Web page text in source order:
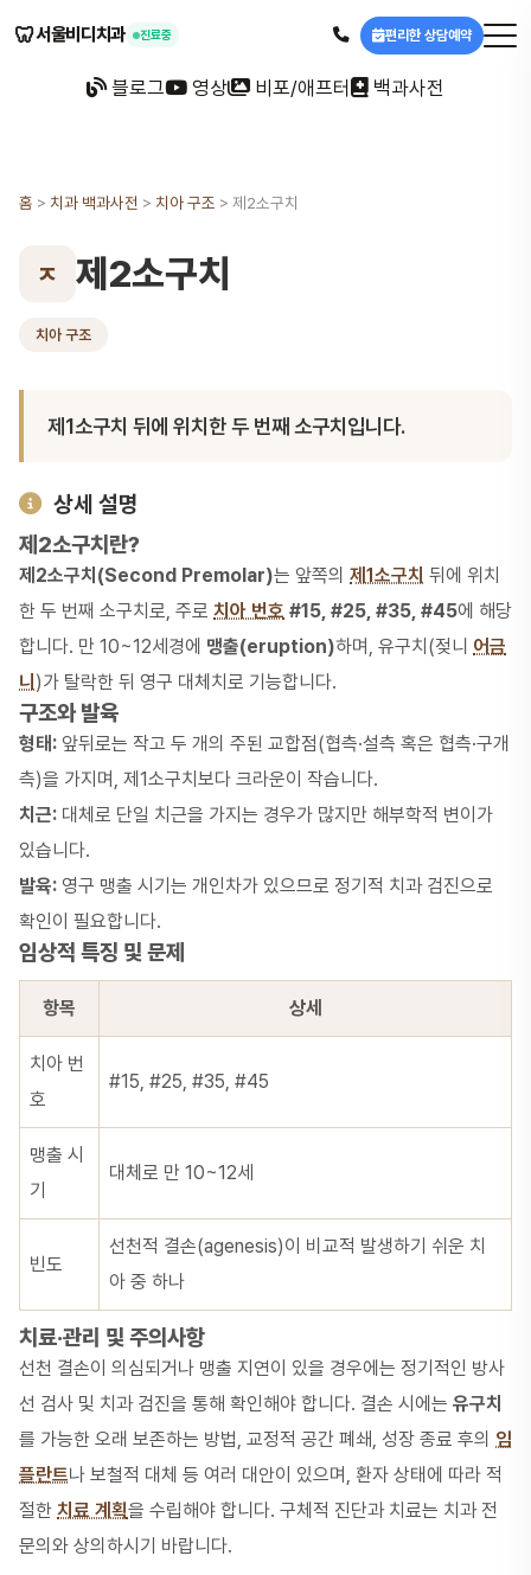
🦷서울비디치과 진료중 편리한 상담예약
블로그 영상 비포/애프터 백과사전
홈 > 치과 백과사전 > 치아 구조 > 제2소구치
ㅈ 제2소구치
치아 구조
제1소구치 뒤에 위치한 두 번째 소구치입니다.
상세 설명
제2소구치란?
제2소구치(Second Premolar)는 앞쪽의 제1소구치 뒤에 위치
한 두 번째 소구치로, 주로 치아 번호 #15, #25, #35, #45에 해당
합니다. 만 10~12세경에 맹출(eruption)하며, 유구치(젖니 어금
니 )가 탈락한 뒤 영구 대체치로 기능합니다.
구조와 발육
형태: 앞뒤로는 작고 두 개의 주된 교합점(협측·설측 혹은 협측·구개
측)을 가지며, 제1소구치보다 크라운이 작습니다.
치근: 대체로 단일 치근을 가지는 경우가 많지만 해부학적 변이가
있습니다.
발육: 영구 맹출 시기는 개인차가 있으므로 정기적 치과 검진으로
확인이 필요합니다.
임상적 특징 및 문제
항목 상세
치아 번
호
#15, #25, #35, #45
맹출 시
기
대체로 만 10~12세
빈도
선천적 결손(agenesis)이 비교적 발생하기 쉬운 치
아 중 하나
치료·관리 및 주의사항
선천 결손이 의심되거나 맹출 지연이 있을 경우에는 정기적인 방사
선 검사 및 치과 검진을 통해 확인해야 합니다. 결손 시에는 유구치
를 가능한 오래 보존하는 방법, 교정적 공간 폐쇄, 성장 종료 후의 임
플란트나 보철적 대체 등 여러 대안이 있으며, 환자 상태에 따라 적
절한 치료 계획을 수립해야 합니다. 구체적 진단과 치료는 치과 전
문의와 상의하시기 바랍니다.